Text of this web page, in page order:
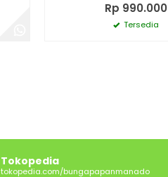
Rp 990.000
Tersedia
Tokopedia
tokopedia.com/bungapapanmanado